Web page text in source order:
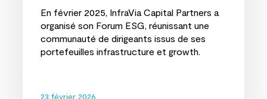
En février 2025, InfraVia Capital Partners a
organisé son Forum ESG, réunissant une
communauté de dirigeants issus de ses
portefeuilles infrastructure et growth.
23 février 2026